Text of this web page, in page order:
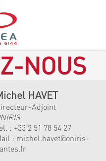
NOUS
HAVET
Adjoint
: +33 2 51 78 54 27
: michel.havet@oniris-